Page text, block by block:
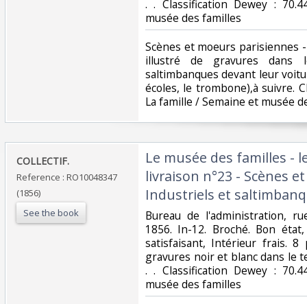
. . Classification Dewey :
musée des familles‎
‎Scènes et moeurs parisiennes
illustré de gravures dans
saltimbanques devant leur
écoles, le trombone),à suivre.
La famille / Semaine et musée
‎COLLECTIF.‎
Reference : RO10048347
(1856)
See the book
‎Le musée des familles -
livraison n°23 - Scènes
Industriels et
‎Bureau de l'administration,
1856. In-12. Broché. Bon
satisfaisant, Intérieur frais. 8
gravures noir et blanc dans le
. . Classification Dewey :
musée des familles‎